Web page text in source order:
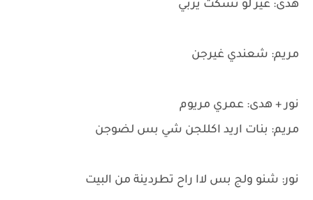
هدى: غير لو تسكت يربي
مريم: شعندي غيرجن
نور + هدى: عمري مريوم
مريم: بنات اريد اكللجن شي بس لضوجن
نور: شنو ولج بس لاا راح تطردينة من البيت